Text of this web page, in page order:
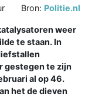
Bron: Politie.nl
weer
te staan. In
gestegen te zijn
al op 46.
het de dieven